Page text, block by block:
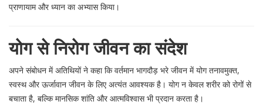
प्राणायाम और ध्यान का अभ्यास किया।
योग से निरोग जीवन का संदेश
अपने संबोधन में अतिथियों ने कहा कि वर्तमान भागदौड़ भरे जीवन में योग तनावमुक्त,
स्वस्थ और ऊर्जावान जीवन के लिए अत्यंत आवश्यक है। योग न केवल शरीर को रोगों से
बचाता है, बल्कि मानसिक शांति और आत्मविश्वास भी प्रदान करता है।